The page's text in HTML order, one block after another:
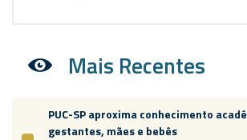
Mais Recentes
PUC-SP aproxima conhecimento
gestantes, mães e bebês